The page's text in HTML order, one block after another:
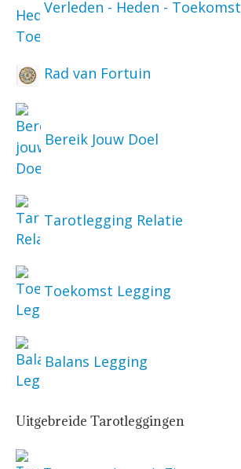
Verleden - Heden - Toekomst
Rad van Fortuin
Bereik Jouw Doel
Tarotlegging Relatie
Toekomst Legging
Balans Legging
Uitgebreide Tarotleggingen